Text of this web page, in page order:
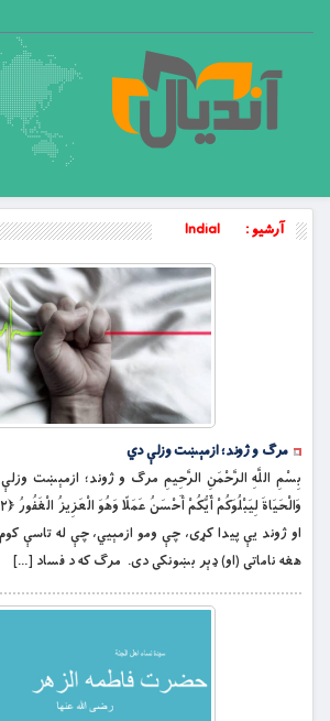
آرشیو :
Indial
مرګ و ژوند؛ ازمېښت وزلې دي
بِسْمِ اللَّهِ الرَّحْمَنِ الرَّحِيمِ مرګ و ژوند؛ ازمېښت
او ژوند يې پيدا كړى، چې ومو ازمېيي، چې له تاسې
هغه ناماتى (او) ډېر بښونكى دى. مرګ كه د فساد […]